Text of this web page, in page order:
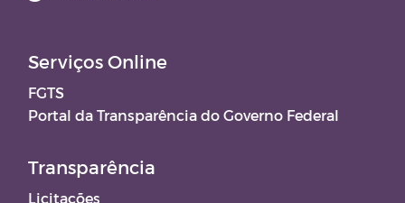
Serviços Online
FGTS
Portal da Transparência do Governo Federal
Transparência
Licitações